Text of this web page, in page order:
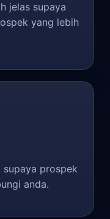
jelas supaya
yang lebih
supaya prospek
anda.